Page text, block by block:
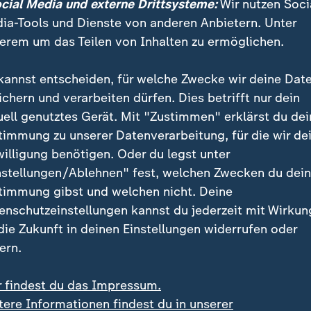
für mich die viel größere
verlieren in die Heimlichkeit.
Sascha Lobo, "dass wir inDeutschland(…)
und Bedenken um die Ecke kommen und erst
neue Technologie ist das Allerschlimmste."
mehr Zukunft
Deutschland in den vergangenen 25 Jahren den
forderte, weniger ängstlich zu agieren und
werde nach seinen Worten sein, ob es
künstliche Intelligenz ausgelösten Wandel
erfolgreich zu bewältigen.
Media und externe Drittsysteme:Wir nutzen
Tools und Dienste von anderen Anbietern. Unter
um das Teilen von Inhalten zu ermöglichen.
entscheiden, für welche Zwecke wir deine
und verarbeiten dürfen. Dies betrifft nur dein
genutztes Gerät. Mit "Zustimmen" erklärst du
zu unserer Datenverarbeitung, für die wir
benötigen. Oder du legst unter
Ablehnen" fest, welchen Zwecken du
gibst und welchen nicht. Deine
kannst du jederzeit mit
Zukunft in deinen Einstellungen widerrufen oder
findest du das Impressum.
Informationen findest du in unserer